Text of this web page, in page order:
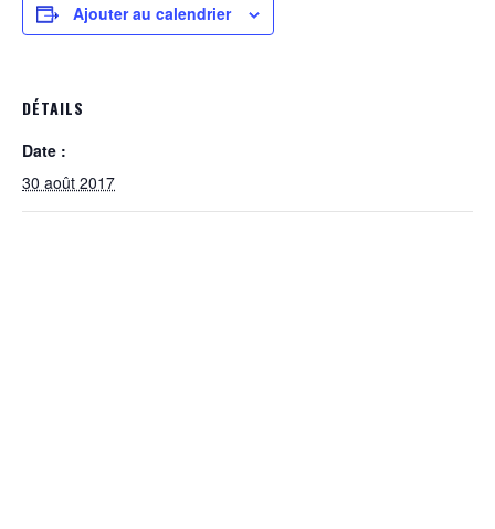
Ajouter au calendrier
DÉTAILS
Date :
30 août 2017